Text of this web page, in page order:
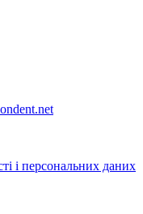
і персональних даних